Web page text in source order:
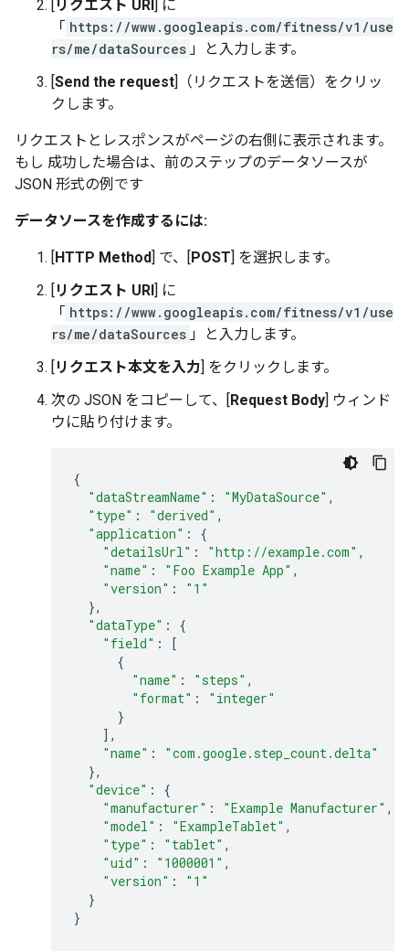
リクエスト URI
] に
「 https://www.googleapis.com/fitness/v1/use
rs/me/dataSources 」と入力します。
[Send the request]（リクエストを送信）をクリッ
クします。
リクエストとレスポンスがページの右側に表示されます。
もし 成功した場合は、前のステップのデータソースが
JSON 形式の例です
データソースを作成するには:
[HTTP Method] で、[POST] を選択します。
[リクエスト URI] に
「 https://www.googleapis.com/fitness/v1/use
rs/me/dataSources 」と入力します。
[リクエスト本文を入力] をクリックします。
次の JSON をコピーして、[Request Body] ウィンド
ウに貼り付けます。
{
"dataStreamName" : "MyDataSource" ,
"type" : "derived" ,
"application" :
{
"detailsUrl" : "http://example.com" ,
"name" : "Foo Example App" ,
"version" :
"1"
},
"dataType" :
{
"field" :
[
{
"name" : "steps" ,
"format" :
"integer"
}
],
"name" :
"com.google.step_count.delta"
},
"device" :
{
"manufacturer" : "Example Manufacturer" ,
"model" : "ExampleTablet" ,
"type" : "tablet" ,
"uid" : "1000001" ,
"version" :
"1"
}
}